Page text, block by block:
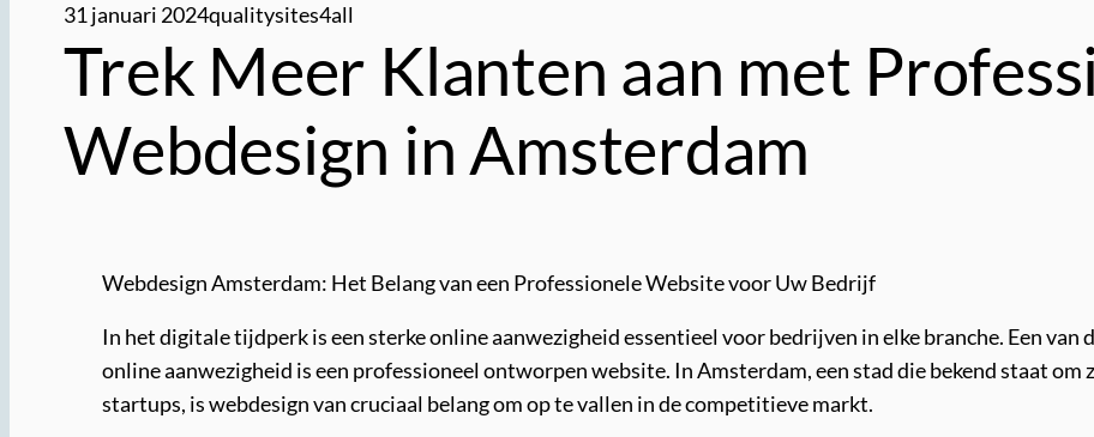
31 januari 2024qualitysites4all
Trek Meer Klanten aan met
Webdesign in Amsterdam
Webdesign Amsterdam: Het Belang van een Professionele Website voor Uw Bedrijf
In het digitale tijdperk is een sterke online aanwezigheid essentieel voor bedrijven in elke branche. Een van
online aanwezigheid is een professioneel ontworpen website. In Amsterdam, een stad die bekend staat
startups, is webdesign van cruciaal belang om op te vallen in de competitieve markt.